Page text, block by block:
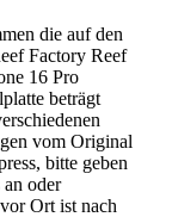
die auf den
Factory Reef
16 Pro
beträgt
vom Original
bitte geben
oder
Ort ist nach